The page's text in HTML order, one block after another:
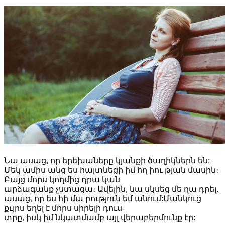
Նա ասաց, որ երեխաները կյանքի ծաղիկներն են:
Մեկ ամիս անց ես հայտնեցի իմ հղ իու թյան մասին։
Բայց մորս կողմից դրա կան
արձագանք չստացա։ Ավելին, նա սկսեց մե ղա դրել,
ասաց, որ ես հի մա րություն եմ անում:Մանկուց
քւյրս եղել է մորս սիրելի դուս-
տրը, իսկ իմ նկատմամբ այլ վերաբերմունք էր: